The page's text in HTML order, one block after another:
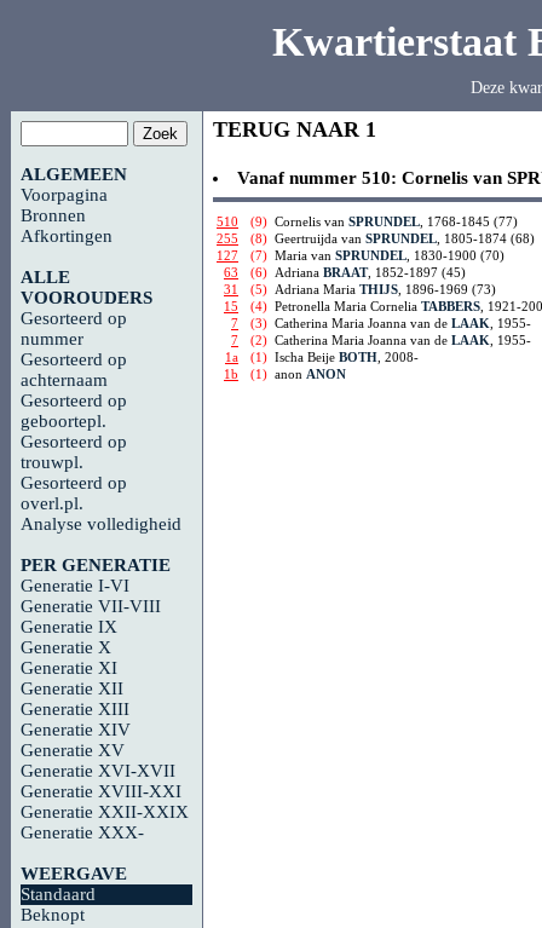
Kwartierstaat
Deze
ALGEMEEN
Voorpagina
Bronnen
Afkortingen
ALLE
VOOROUDERS
Gesorteerd op
nummer
Gesorteerd op
achternaam
Gesorteerd op
geboortepl.
Gesorteerd op
trouwpl.
Gesorteerd op
overl.pl.
Analyse volledigheid
PER GENERATIE
Generatie I-VI
Generatie VII-VIII
Generatie IX
Generatie X
Generatie XI
Generatie XII
Generatie XIII
Generatie XIV
Generatie XV
Generatie XVI-XVII
Generatie XVIII-XXI
Generatie XXII-XXIX
Generatie XXX-
WEERGAVE
Standaard
Beknopt
TERUG NAAR 1
Vanaf nummer 510: Cornelis van
510 (9) Cornelis van SPRUNDEL , 1768-1845 (77)
255
(8) Geertruijda van SPRUNDEL , 1805-1874 (68)
127
(7) Maria van SPRUNDEL , 1830-1900 (70)
63
(6) Adriana BRAAT, 1852-1897 (45)
31
(5) Adriana Maria THIJS , 1896-1969 (73)
15
(4) Petronella Maria Cornelia TABBERS , 1921-
7
(3) Catherina Maria Joanna van de LAAK , 1955-
7
(2) Catherina Maria Joanna van de LAAK , 1955-
1a
(1) Ischa Beije BOTH , 2008-
1b
(1) anon ANON